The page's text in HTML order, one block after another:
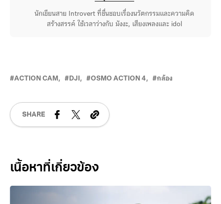
นักเขียนสาย Introvert ที่ชื่นชอบเรื่องนวัตกรรมและความคิด
สร้างสรรค์ ใช้เวลาว่างกับ มังงะ, เสียงเพลงและ idol
ACTION CAM DJI OSMO ACTION 4 กล้อง
SHARE
Related Posts